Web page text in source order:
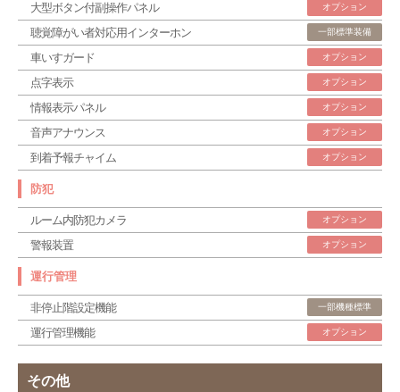
大型ボタン付副操作パネル オプション
聴覚障がい者対応用インターホン 一部標準装備
車いすガード オプション
点字表示 オプション
情報表示パネル オプション
音声アナウンス オプション
到着予報チャイム オプション
防犯
ルーム内防犯カメラ オプション
警報装置 オプション
運行管理
非停止階設定機能 一部機種標準
運行管理機能 オプション
その他